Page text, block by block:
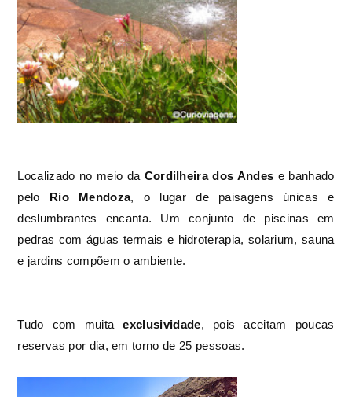
Localizado no meio da Cordilheira dos Andes e banhado
pelo Rio Mendoza, o lugar de paisagens únicas e
deslumbrantes encanta. Um conjunto de piscinas em
pedras com águas termais e hidroterapia, solarium, sauna
e jardins compõem o ambiente.
Tudo com muitaexclusividade, pois aceitam poucas
reservas por dia, em torno de 25 pessoas.